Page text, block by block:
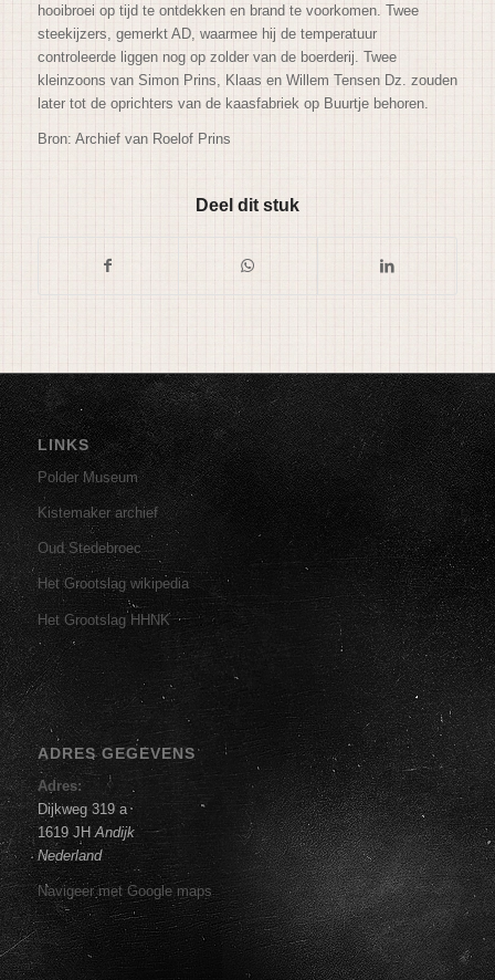
hooibroei op tijd te ontdekken en brand te voorkomen. Twee
steekijzers, gemerkt AD, waarmee hij de temperatuur
controleerde liggen nog op zolder van de boerderij. Twee
kleinzoons van Simon Prins, Klaas en Willem Tensen Dz. zouden
later tot de oprichters van de kaasfabriek op Buurtje behoren.
Bron: Archief van Roelof Prins
Deel dit stuk
LINKS
Polder Museum
Kistemaker archief
Oud Stedebroec
Het Grootslag wikipedia
Het Grootslag HHNK
ADRES GEGEVENS
Adres:
Dijkweg 319 a
1619 JH Andijk
Nederland
Navigeer met Google maps